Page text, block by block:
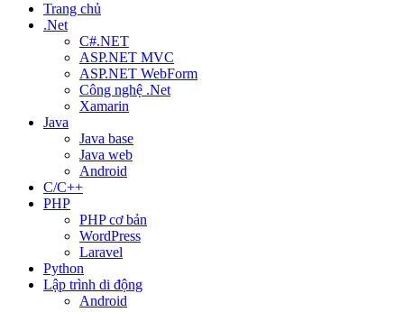
Trang chủ
.Net
C#.NET
ASP.NET MVC
ASP.NET WebForm
Công nghệ .Net
Xamarin
Java
Java base
Java web
Android
C/C++
PHP
PHP cơ bản
WordPress
Laravel
Python
Lập trình di động
Android